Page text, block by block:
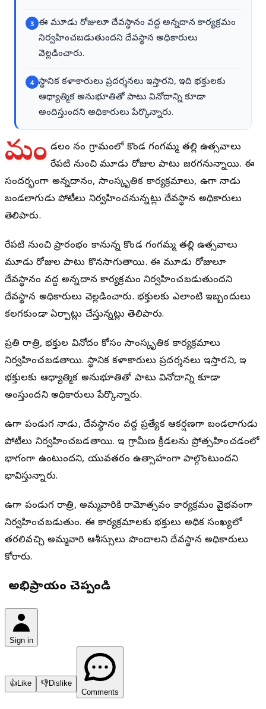
3 ఈ మూడు రోజులూ దేవస్థానం వద్ద అన్నదాన కార్యక్రమం
నిర్వహించబడుతుందని దేవస్థాన అధికారులు
వెల్లడించారు.
4 స్థానిక కళాకారులు ప్రదర్శనలు ఇస్తారని, ఇది భక్తులకు
ఆధ్యాత్మిక అనుభూతితో పాటు వినోదాన్ని కూడా
అందిస్తుందని అధికారులు పేర్కొన్నారు.
మం డలం నంది గ్రామంలో కొండ గంగమ్మ తల్లి ఉత్సవాలు
రేపటి నుంచి మూడు రోజుల పాటు జరగనున్నాయి. ఈ
సందర్భంగా అన్నదానం, సాంస్కృతిక కార్యక్రమాలు, ఉగాది నాడు
బండలాగుడు పోటీలు నిర్వహించనున్నట్లు దేవస్థాన అధికారులు
తెలిపారు.
రేపటి నుంచి ప్రారంభం కానున్న కొండ గంగమ్మ తల్లి ఉత్సవాలు
మూడు రోజుల పాటు కొనసాగుతాయి. ఈ మూడు రోజులూ
దేవస్థానం వద్ద అన్నదాన కార్యక్రమం నిర్వహించబడుతుందని
దేవస్థాన అధికారులు వెల్లడించారు. భక్తులకు ఎలాంటి ఇబ్బందులు
కలగకుండా ఏర్పాట్లు చేస్తున్నట్లు తెలిపారు.
ప్రతి రాత్రి, భక్తుల వినోదం కోసం సాంస్కృతిక కార్యక్రమాలు
నిర్వహించబడతాయి. స్థానిక కళాకారులు ప్రదర్శనలు ఇస్తారని, ఇది
భక్తులకు ఆధ్యాత్మిక అనుభూతితో పాటు వినోదాన్ని కూడా
అందిస్తుందని అధికారులు పేర్కొన్నారు.
ఉగాది పండుగ నాడు, దేవస్థానం వద్ద ప్రత్యేక ఆకర్షణగా బండలాగుడు
పోటీలు నిర్వహించబడతాయి. ఇది గ్రామీణ క్రీడలను ప్రోత్సహించడంలో
భాగంగా ఉంటుందని, యువతరం ఉత్సాహంగా పాల్గొంటుందని
భావిస్తున్నారు.
ఉగాది పండుగ రాత్రి, అమ్మవారికి రామోత్సవం కార్యక్రమం వైభవంగా
నిర్వహించబడుతుంది. ఈ కార్యక్రమాలకు భక్తులు అధిక సంఖ్యలో
తరలివచ్చి అమ్మవారి ఆశీస్సులు పొందాలని దేవస్థాన అధికారులు
కోరారు.
మీ అభిప్రాయం చెప్పండి
Sign in
👍Like 👎Dislike
Comments